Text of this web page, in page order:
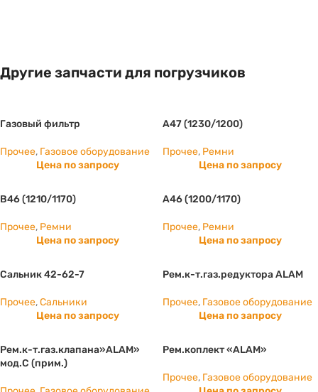
Другие запчасти для погрузчиков
Газовый фильтр
Прочее, Газовое оборудование
Цена по запросу
А47 (1230/1200)
Прочее, Ремни
Цена по запросу
B46 (1210/1170)
Прочее, Ремни
Цена по запросу
А46 (1200/1170)
Прочее, Ремни
Цена по запросу
Сальник 42-62-7
Прочее,Сальники
Цена по запросу
Рем.к-т.газ.редуктора ALAM
Прочее, Газовое оборудование
Цена по запросу
Рем.к-т.газ.клапана»ALAM»
мод.С (прим.)
Рем.коплект «ALAM»
Прочее, Газовое оборудование